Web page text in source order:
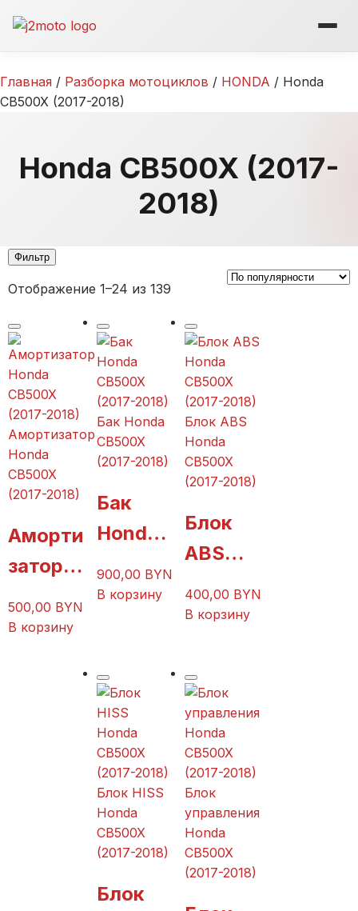
Главная / Разборка мотоциклов / HONDA / Honda
CB500X (2017-2018)
Honda CB500X (2017-
2018)
Фильтр
Отображение 1–24 из 139
Амортизатор
Honda
CB500X
(2017-2018)
Аморти
затор
Honda
CB500
500,00 BYN
В корзину
Бак Honda
CB500X
(2017-2018)
Бак
Honda
CB500
X
900,00 BYN
В корзину
Блок ABS
Honda
CB500X
(2017-2018)
Блок
ABS
Honda
CB500
(2017-
2018)
400,00 BYN
В корзину
Блок HISS
Honda
CB500X
(2017-2018)
Блок
Блок
управления
Honda
CB500X
(2017-2018)